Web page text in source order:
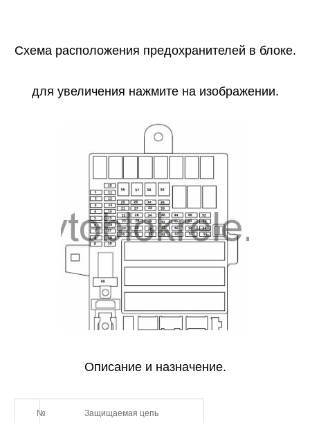
Схема расположения предохранителей в блоке.
для увеличения нажмите на изображении.
Описание и назначение.
№ Защищаемая цепь